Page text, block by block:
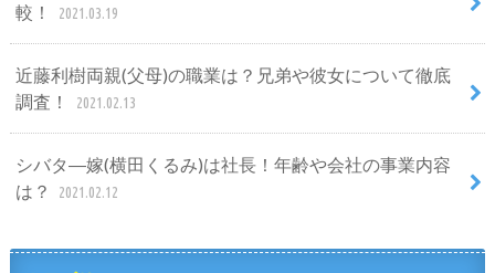
較！
2021.03.19
近藤利樹両親(父母)の職業は？兄弟や彼女について徹底
調査！
2021.02.13
シバタ―嫁(横田くるみ)は社長！年齢や会社の事業内容
は？
2021.02.12